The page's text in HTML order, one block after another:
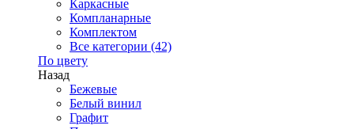
Каркасные
Компланарные
Комплектом
Все категории (42)
По цвету
Назад
Бежевые
Белый винил
Графит